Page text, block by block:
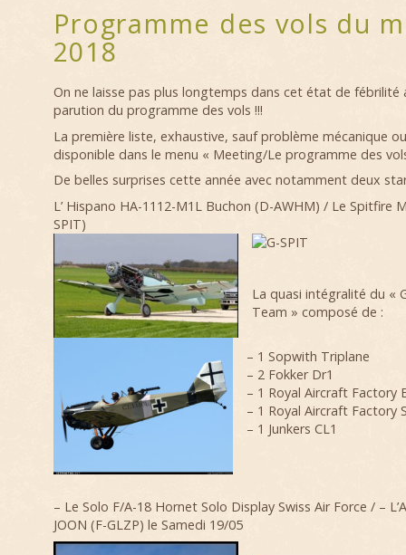
Programme des vols du
2018
On ne laisse pas plus longtemps dans cet état de fébrilité
parution du programme des vols !!!
La première liste, exhaustive, sauf problème mécanique
disponible dans le menu « Meeting/Le programme des
De belles surprises cette année avec notamment deux
L’Hispano HA-1112-M1L Buchon (D-AWHM) / Le Spitfire
SPIT)
La quasi intégralité du «
Team » composé de :
– 1 Sopwith Triplane
– 2 Fokker Dr1
– 1 Royal Aircraft Factory
– 1 Royal Aircraft Factory
– 1 Junkers CL1
– Le Solo F/A-18 Hornet Solo Display Swiss Air Force / –
JOON (F-GLZP) le Samedi 19/05